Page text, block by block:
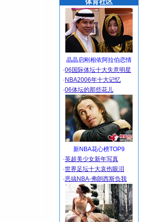
晶晶启刚相依阿拉伯恋情
·06国际体坛十大失意明星
· NBA2006年十大记忆
·06体坛的那些花儿
新NBA花心榜TOP9
·英超美少女新年写真
·世界足坛十大哀伤眼泪
·恶搞NBA-弗朗西斯负我